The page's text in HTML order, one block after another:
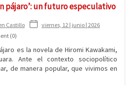
pájaro’: un futuro especulativo
Castillo
viernes, 12 | junio | 2026
(0)
es la novela de Hiromi Kawakami,
Ante el contexto sociopolítico
de manera popular, que vivimos en